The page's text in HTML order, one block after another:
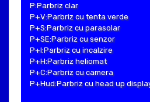
P:Parbriz clar
P+V:Parbriz cu tenta verde
P+S:Parbriz cu parasolar
P+SE:Parbriz cu senzor
P+I:Parbriz cu incalzire
P+H:Parbriz heliomat
P+C:Parbriz cu camera
P+Hud:Parbriz cu head up